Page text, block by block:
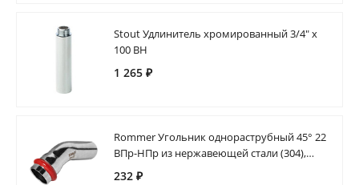
Stout Удлинитель хромированный 3/4" х
100 ВН
1 265 ₽
Rommer Угольник однораструбный 45° 22
ВПр-НПр из нержавеющей стали (304),
кольцо из EPDM
232 ₽